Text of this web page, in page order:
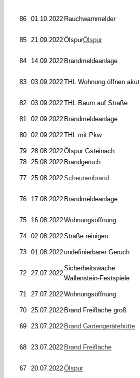
86 01.10.2022 Rauchwarnmelder
85 21.09.2022ÖlspurÖlspur
84 14.09.2022 Brandmeldeanlage
83 03.09.2022THL Wohnung öffnen akut
82 03.09.2022THL Baum auf Straße
81 02.09.2022 Brandmeldeanlage
80 02.09.2022THL mit Pkw
79 28.08.2022Ölspur Gsteinach
78 25.08.2022 Brandgeruch
77 25.08.2022Scheunenbrand
76 17.08.2022 Brandmeldeanlage
75 16.08.2022Wohnungsöffnung
74 02.08.2022Straße reinigen
73 01.08.2022undefinierbarer Geruch
72 27.07.2022
Sicherheitswache
Wallenstein-Festspiele
71 27.07.2022Wohnungsöffnung
70 25.07.2022 Brand Freifläche groß
69 23.07.2022 Brand Gartengerätehütte
68 23.07.2022 Brand Freifläche
67 20.07.2022Ölspur